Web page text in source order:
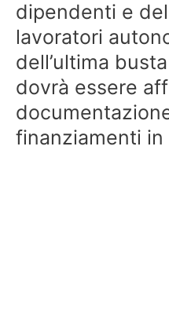
dipendenti e
lavoratori
dell’ultima
dovrà essere
finanziamenti in